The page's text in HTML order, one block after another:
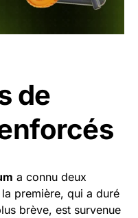
de
a connu deux
première, qui a duré
brève, est survenue